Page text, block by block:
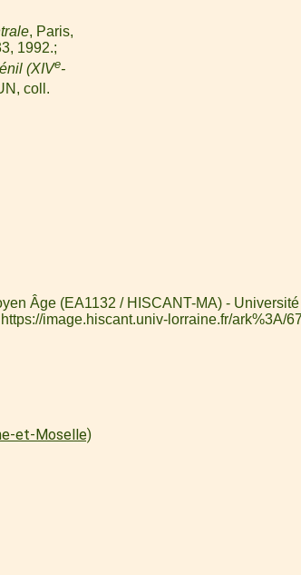
, Paris,
1992.
(XIVe-
coll.
Âge (EA1132 / HISCANT-MA) -
https://image.hiscant.univ-lorraine.fr/ark%3A/
et-Moselle)